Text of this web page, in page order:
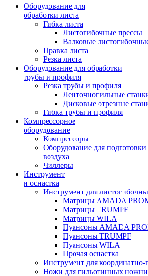
Оборудование для
обработки листа
Гибка листа
Листогибочные прессы
Валковые
Правка листа
Резка листа
Оборудование для обработки
трубы и профиля
Резка трубы и профиля
Ленточнопильные
Дисковые отрезные
Гибка трубы и профиля
Компрессорное
оборудование
Компрессоры
Оборудование для
воздуха
Чиллеры
Инструмент
и оснастка
Инструмент для
Матрицы AMADA
Матрицы TRUMPF
Матрицы WILA
Пуансоны AMADA
Пуансоны TRUMPF
Пуансоны WILA
Прочая оснастка
Инструмент для
Ножи для гильотинных